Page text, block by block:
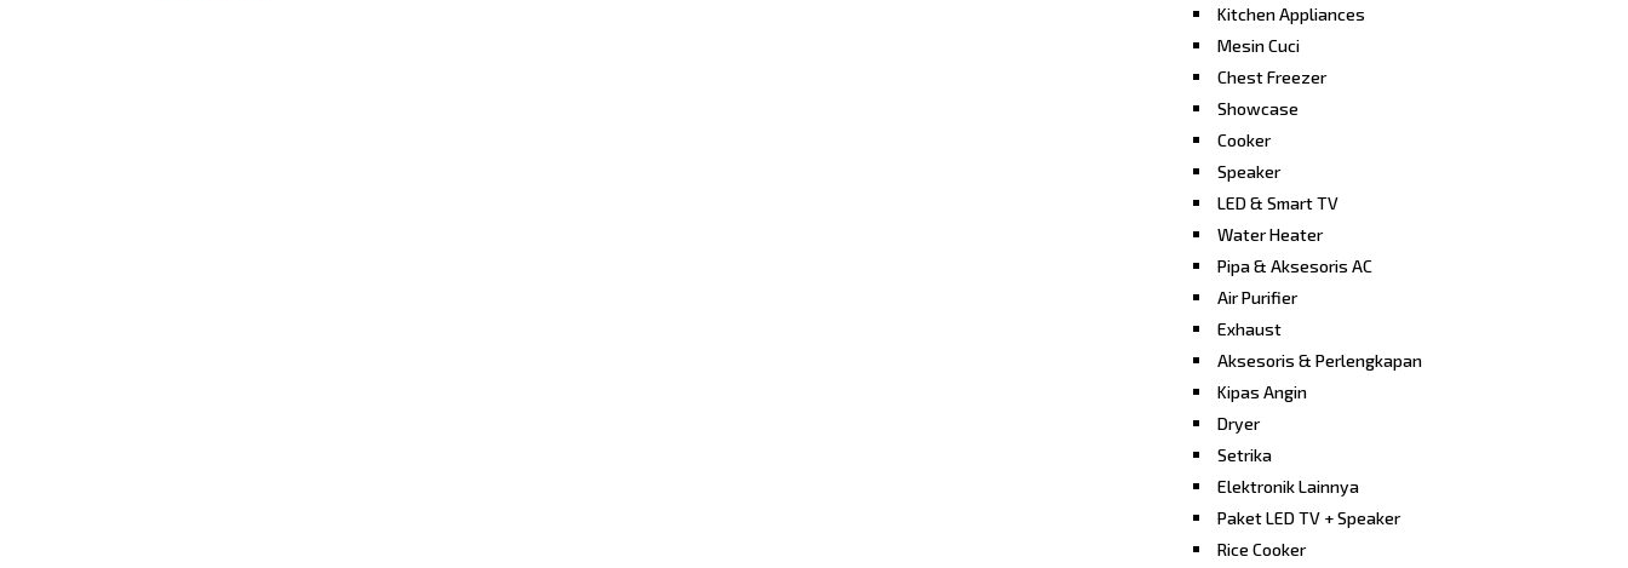
Kitchen Appliances
Mesin Cuci
Chest Freezer
Showcase
Cooker
Speaker
LED & Smart TV
Water Heater
Pipa & Aksesoris AC
Air Purifier
Exhaust
Aksesoris & Perlengkapan
Kipas Angin
Dryer
Setrika
Elektronik Lainnya
Paket LED TV + Speaker
Rice Cooker